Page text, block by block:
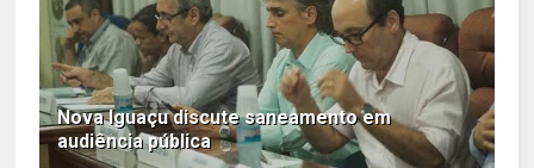
Nova Iguaçu discute saneamento em
audiência pública